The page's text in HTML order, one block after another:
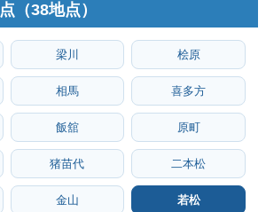
（38地点）
梁川 桧原
相馬 喜多方
飯舘 原町
猪苗代 二本松
金山 若松